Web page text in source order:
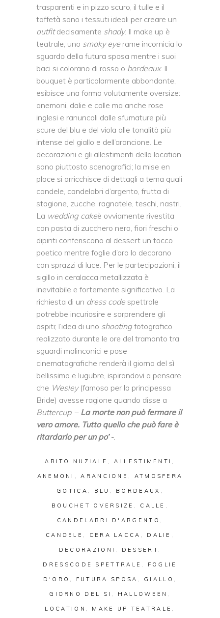
trasparenti e in pizzo scuro, il tulle e il
taffetà sono i tessuti ideali per creare un
outfitdecisamente shady. Il make up è
teatrale, uno smoky eye rame incornicia lo
sguardo della futura sposa mentre i suoi
baci si colorano di rosso o bordeaux. Il
bouquet è particolarmente abbondante,
esibisce una forma volutamente oversize:
anemoni, dalie e calle ma anche rose
inglesi e ranuncoli dalle sfumature più
scure del blu e del viola alle tonalità più
intense del giallo e dell’arancione. Le
decorazioni e gli allestimenti della location
sono piuttosto scenografici; la mise en
place si arricchisce di dettagli a tema quali
candele, candelabri d’argento, frutta di
stagione, zucche, ragnatele, teschi, nastri.
La wedding cakeè ovviamente rivestita
con pasta di zucchero nero, fiori freschi o
dipinti conferiscono al dessert un tocco
poetico mentre foglie d’oro lo decorano
con sprazzi di luce. Per le partecipazioni, il
sigillo in ceralacca metallizzata è
inevitabile e fortemente significativo. La
richiesta di un dress code spettrale
potrebbe incuriosire e sorprendere gli
ospiti; l’idea di uno shooting fotografico
realizzato durante le ore del tramonto tra
sguardi malinconici e pose
cinematografiche renderà il giorno del sì
bellissimo e lugubre, ispirandovi a pensare
che Wesley(famoso per la principessa
Bride) avesse ragione quando disse a
Buttercup: – La morte non può fermare il
vero amore. Tutto quello che può fare è
ritardarlo per un po’-.
ABITO NUZIALE , ALLESTIMENTI ,
ANEMONI ,ARANCIONE , ATMOSFERA
GOTICA , BLU , BORDEAUX ,
BOUCHET OVERSIZE , CALLE ,
CANDELABRI D'ARGENTO ,
CANDELE , CERA LACCA , DALIE ,
DECORAZIONI , DESSERT ,
DRESSCODE SPETTRALE , FOGLIE
D'ORO , FUTURA SPOSA , GIALLO ,
GIORNO DEL SI , HALLOWEEN ,
LOCATION , MAKE UP TEATRALE ,